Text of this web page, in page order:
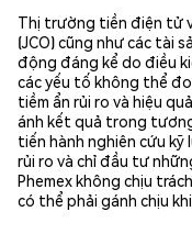
Thị trường tiền điện tử
(JCO) cũng như các tài
động đáng kể do điều
các yếu tố không thể
tiềm ẩn rủi ro và hiệu
ánh kết quả trong
tiến hành nghiên cứu kỹ
rủi ro và chỉ đầu tư
Phemex không chịu
có thể phải gánh chịu